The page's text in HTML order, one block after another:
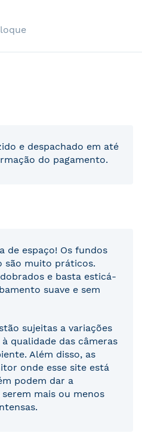
e despachado em até
do pagamento.
de espaço! Os fundos
são muito práticos.
e basta esticá-
suave e sem
sujeitas a variações
qualidade das câmeras
Além disso, as
onde esse site está
podem dar a
mais ou menos